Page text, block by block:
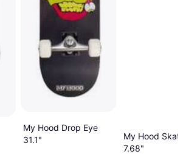
My Hood Drop Eye
31.1"
My Hood
7.68"